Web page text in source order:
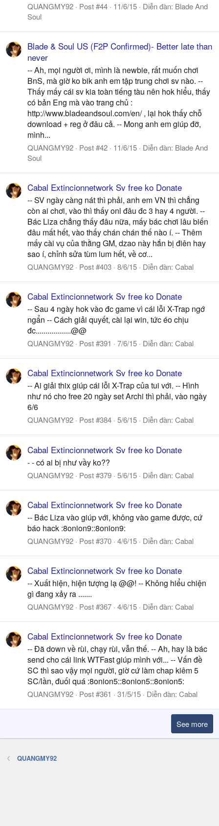
QUANGMY92 Post #44 11/6/15 Diễn đàn: Blade And
Soul
Blade & Soul US (F2P Confirmed)- Better late than
never
-- Ah, mọi người ơi, mình là newbie, rất muốn chơi
BnS, mà giờ ko bik anh em tập trung chơi sv nào. --
Thấy mấy cái sv kia toàn tiếng tàu nên hok hiểu, thấy
có bản Eng mà vào trang chủ :
http://www.bladeandsoul.com/en/ , lại hok thấy chỗ
download + reg ở đâu cả. -- Mong anh em giúp đỡ,
mình...
QUANGMY92 Post #42 11/6/15 Diễn đàn: Blade And
Soul
Cabal Extincionnetwork Sv free ko Donate
-- SV ngày càng nát thì phải, anh em VN thì chẳng
còn ai chơi, vào thì thấy onl đâu đc 3 hay 4 người. --
Bác Liza chẳng thấy đâu nữa, mấy bác chơi lâu biến
đâu mất hết, vào thấy chán chán thế nào í. -- Thêm
mấy cài vụ của thằng GM, dzao này hắn bị điên hay
sao í, chỉnh sửa tùm lum hết, về cơ...
QUANGMY92 Post #403 8/6/15 Diễn đàn: Cabal
Cabal Extincionnetwork Sv free ko Donate
-- Sau 4 ngày hok vào đc game vì cái lỗi X-Trap ngớ
ngẩn -- Cách giải quyết, cài lại win, tức éo chịu
đc..................@@
QUANGMY92 Post #391 7/6/15 Diễn đàn: Cabal
Cabal Extincionnetwork Sv free ko Donate
-- Ai giải thix giúp cái lỗi X-Trap của tui với. -- Hình
như nó cho free 20 ngày set Archi thì phải, vào ngày
6/6
QUANGMY92 Post #384 5/6/15 Diễn đàn: Cabal
Cabal Extincionnetwork Sv free ko Donate
- - có ai bị như vầy ko??
QUANGMY92 Post #379 5/6/15 Diễn đàn: Cabal
Cabal Extincionnetwork Sv free ko Donate
-- Bác Liza vào giúp với, không vào game được, cứ
báo hack :8onion9::8onion9:
QUANGMY92 Post #370 4/6/15 Diễn đàn: Cabal
Cabal Extincionnetwork Sv free ko Donate
-- Xuất hiện, hiện tượng lạ @@! -- Không hiểu chiện
gì đang xảy ra .......
QUANGMY92 Post #367 4/6/15 Diễn đàn: Cabal
Cabal Extincionnetwork Sv free ko Donate
-- Đã down về rùi, chạy rùi, vẫn thế. -- Ah, hay là bác
send cho cái link WTFast giúp mình với... -- Vấn đề
SC thì sao vậy mọi người, giờ cứ làm chap kiêm 5
SC/lần, đuối quá :8onion5::8onion5::8onion5:
QUANGMY92 Post #361 31/5/15 Diễn đàn: Cabal
See more
QUANGMY92